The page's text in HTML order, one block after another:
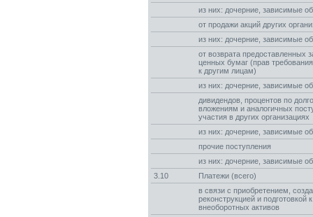
из них: дочерние, зависимые
от продажи акций других
из них: дочерние, зависимые
от возврата предоставленных
ценных бумаг (прав
к другим лицам)
из них: дочерние, зависимые
дивидендов, процентов по
вложениям и аналогичных
участия в других организациях
из них: дочерние, зависимые
прочие поступления
из них: дочерние, зависимые
3.10
Платежи (всего)
в связи с приобретением,
реконструкцией и подготовкой
внеоборотных активов